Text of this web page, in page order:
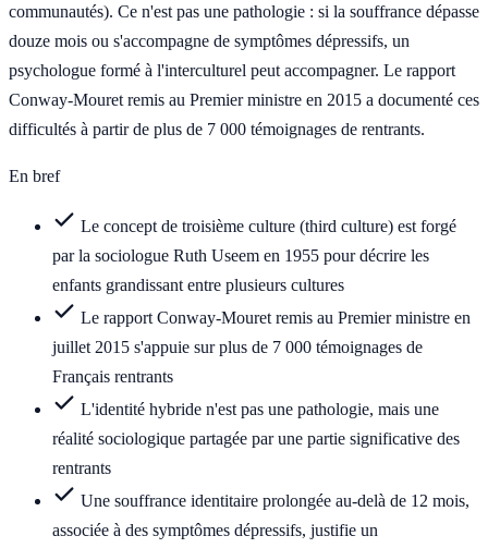
communautés). Ce n'est pas une pathologie : si la souffrance dépasse
douze mois ou s'accompagne de symptômes dépressifs, un
psychologue formé à l'interculturel peut accompagner. Le rapport
Conway-Mouret remis au Premier ministre en 2015 a documenté ces
difficultés à partir de plus de 7 000 témoignages de rentrants.
En bref
Le concept de troisième culture (third culture) est forgé
par la sociologue Ruth Useem en 1955 pour décrire les
enfants grandissant entre plusieurs cultures
Le rapport Conway-Mouret remis au Premier ministre en
juillet 2015 s'appuie sur plus de 7 000 témoignages de
Français rentrants
L'identité hybride n'est pas une pathologie, mais une
réalité sociologique partagée par une partie significative des
rentrants
Une souffrance identitaire prolongée au-delà de 12 mois,
associée à des symptômes dépressifs, justifie un